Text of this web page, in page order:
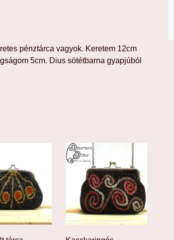
pénztárca vagyok. Keretem 12cm
5cm. Dius sötétbarna gyapjúból